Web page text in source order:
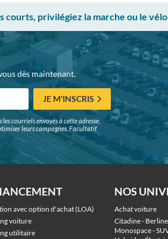
courts, privilégiez la marche ou le
dès maintenant.
JE M'INSCRIS
courriels envoyés à cette adresse,
leurs campagnes. Facultatif,
avec option d'achat (LOA)
voiture
utilitaire
NOS
Achat voiture
Citadine - Berline
Monospace -